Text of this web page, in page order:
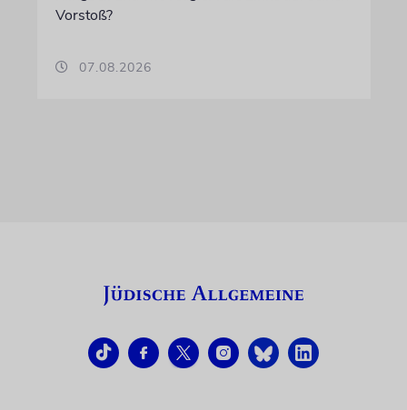
Vorstoß?
07.08.2026